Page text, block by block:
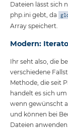
Dateien lässt sich
php.ini gebt, da
Array speichert.
Modern:
Ihr seht also, die
verschiedene
Methode, die seit
handelt es sich
wenn gewünscht
und können bei
Dateien